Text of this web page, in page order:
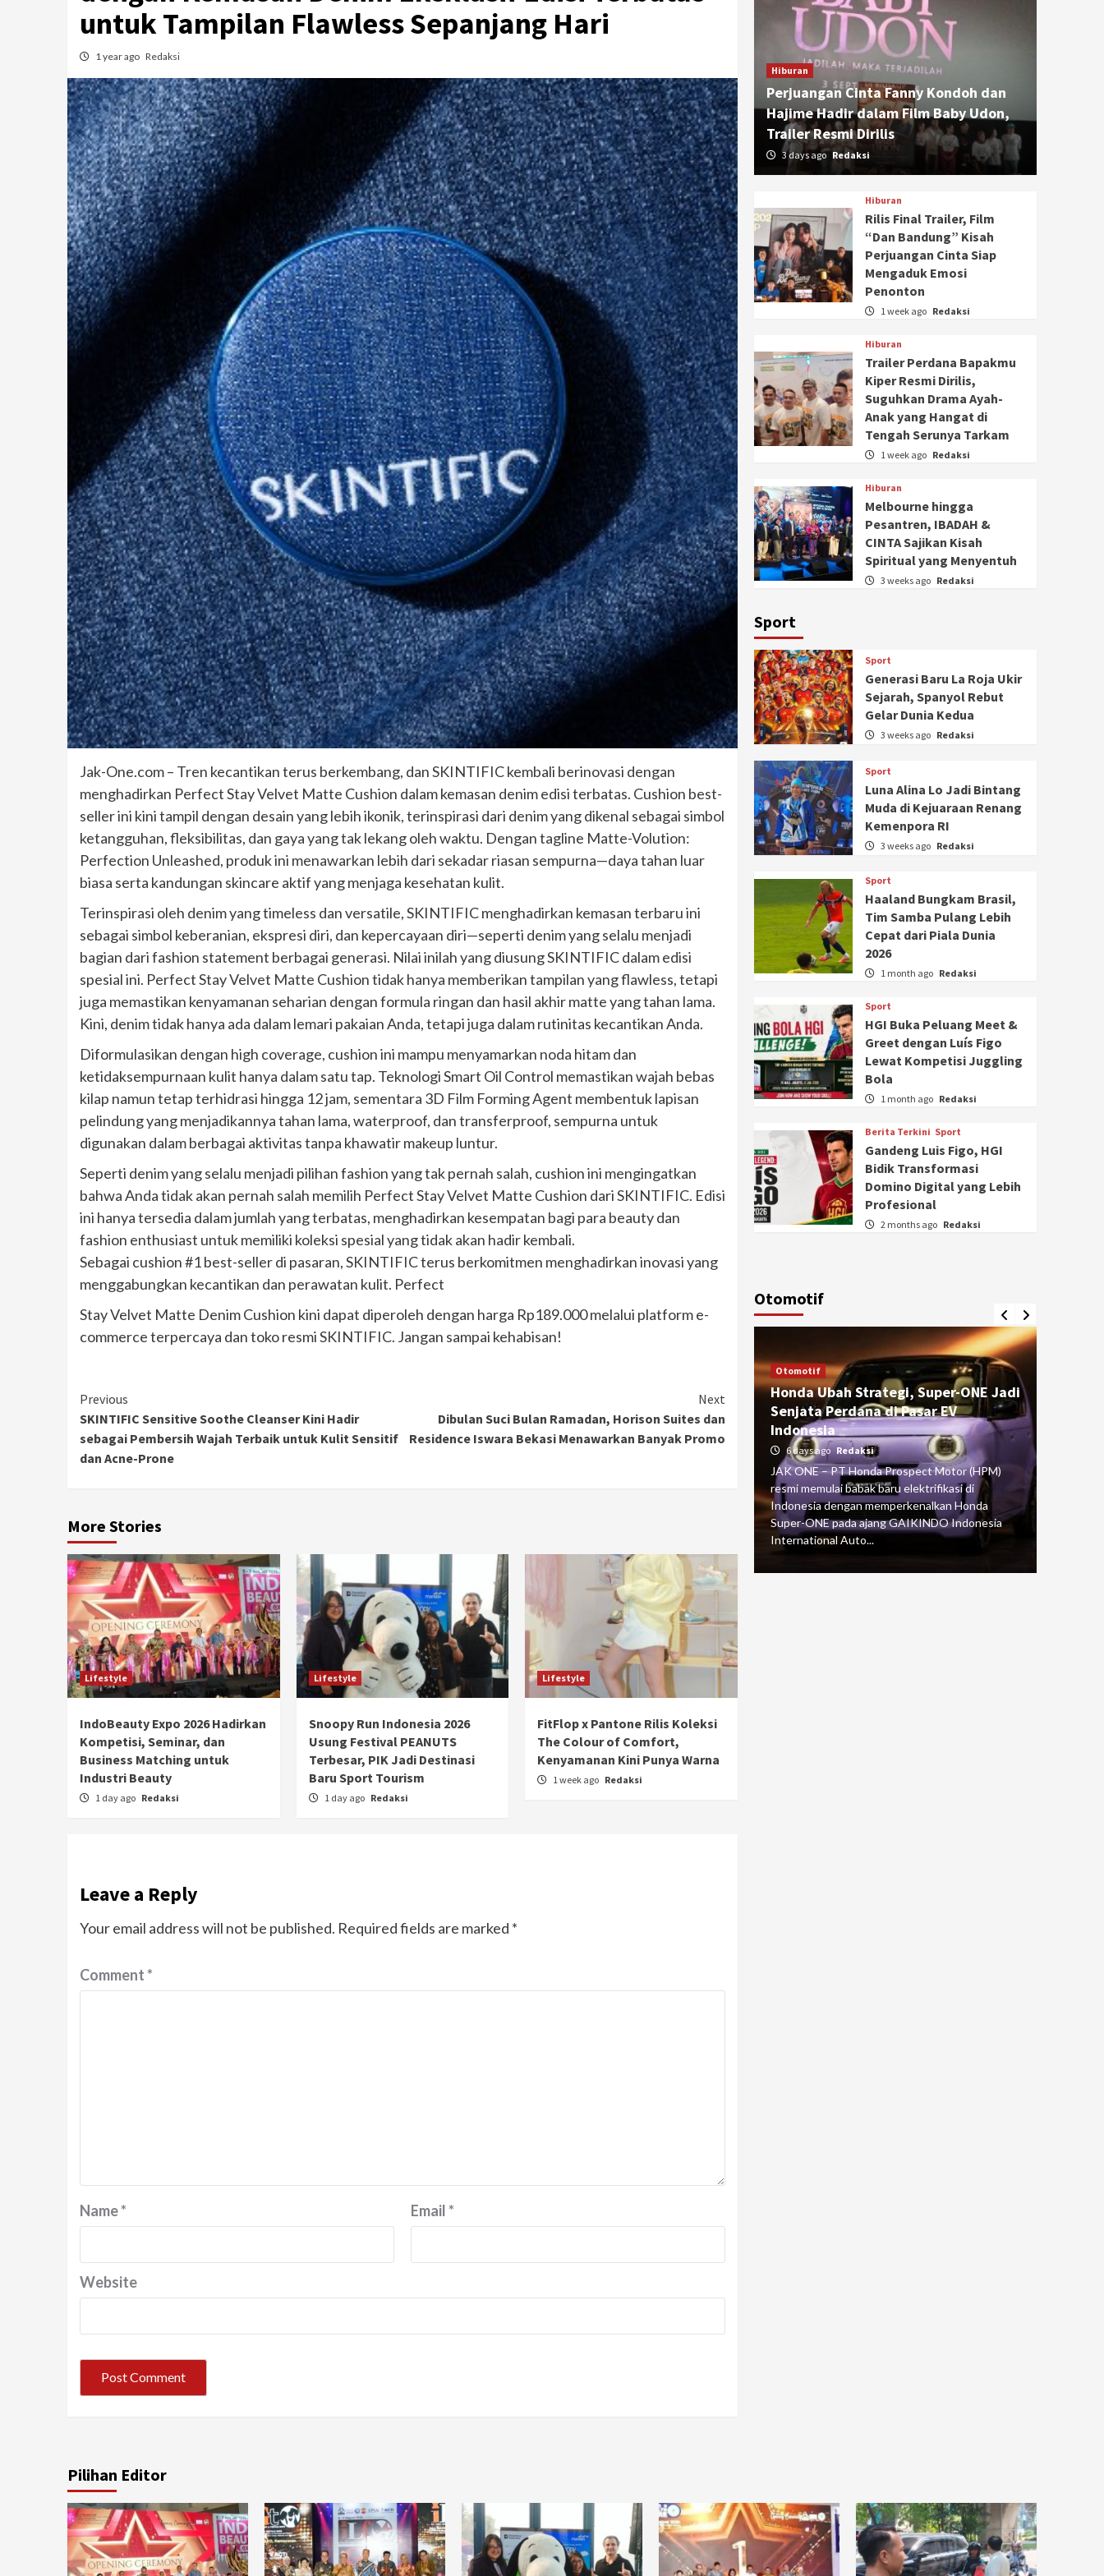
untuk Tampilan Flawless Sepanjang Hari
1 year ago Redaksi
Jak-One.com – Tren kecantikan terus berkembang, dan SKINTIFIC kembali berinovasi dengan
menghadirkan Perfect Stay Velvet Matte Cushion dalam kemasan denim edisi terbatas. Cushion best-
seller ini kini tampil dengan desain yang lebih ikonik, terinspirasi dari denim yang dikenal sebagai simbol
ketangguhan, fleksibilitas, dan gaya yang tak lekang oleh waktu. Dengan tagline Matte-Volution:
Perfection Unleashed, produk ini menawarkan lebih dari sekadar riasan sempurna—daya tahan luar
biasa serta kandungan skincare aktif yang menjaga kesehatan kulit.
Terinspirasi oleh denim yang timeless dan versatile, SKINTIFIC menghadirkan kemasan terbaru ini
sebagai simbol keberanian, ekspresi diri, dan kepercayaan diri—seperti denim yang selalu menjadi
bagian dari fashion statement berbagai generasi. Nilai inilah yang diusung SKINTIFIC dalam edisi
spesial ini. Perfect Stay Velvet Matte Cushion tidak hanya memberikan tampilan yang flawless, tetapi
juga memastikan kenyamanan seharian dengan formula ringan dan hasil akhir matte yang tahan lama.
Kini, denim tidak hanya ada dalam lemari pakaian Anda, tetapi juga dalam rutinitas kecantikan Anda.
Diformulasikan dengan high coverage, cushion ini mampu menyamarkan noda hitam dan
ketidaksempurnaan kulit hanya dalam satu tap. Teknologi Smart Oil Control memastikan wajah bebas
kilap namun tetap terhidrasi hingga 12 jam, sementara 3D Film Forming Agent membentuk lapisan
pelindung yang menjadikannya tahan lama, waterproof, dan transferproof, sempurna untuk
digunakan dalam berbagai aktivitas tanpa khawatir makeup luntur.
Seperti denim yang selalu menjadi pilihan fashion yang tak pernah salah, cushion ini mengingatkan
bahwa Anda tidak akan pernah salah memilih Perfect Stay Velvet Matte Cushion dari SKINTIFIC. Edisi
ini hanya tersedia dalam jumlah yang terbatas, menghadirkan kesempatan bagi para beauty dan
fashion enthusiast untuk memiliki koleksi spesial yang tidak akan hadir kembali.
Sebagai cushion #1 best-seller di pasaran, SKINTIFIC terus berkomitmen menghadirkan inovasi yang
menggabungkan kecantikan dan perawatan kulit. Perfect
Stay Velvet Matte Denim Cushion kini dapat diperoleh dengan harga Rp189.000 melalui platform e-
commerce terpercaya dan toko resmi SKINTIFIC. Jangan sampai kehabisan!
Continue
Reading
Previous
SKINTIFIC Sensitive Soothe Cleanser Kini Hadir
sebagai Pembersih Wajah Terbaik untuk Kulit Sensitif
dan Acne-Prone
Next
Dibulan Suci Bulan Ramadan, Horison Suites dan
Residence Iswara Bekasi Menawarkan Banyak Promo
More Stories
Lifestyle
IndoBeauty Expo 2026 Hadirkan
Kompetisi, Seminar, dan
Business Matching untuk
Industri Beauty
1 day ago Redaksi
Lifestyle
Snoopy Run Indonesia 2026
Usung Festival PEANUTS
Terbesar, PIK Jadi Destinasi
Baru Sport Tourism
1 day ago Redaksi
Lifestyle
FitFlop x Pantone Rilis Koleksi
The Colour of Comfort,
Kenyamanan Kini Punya Warna
1 week ago Redaksi
Leave a Reply
Your email address will not be published. Required fields are marked *
Comment*
Name* Email*
Website
Hiburan
Perjuangan Cinta Fanny Kondoh dan
Hajime Hadir dalam Film Baby Udon,
Trailer Resmi Dirilis
3 days ago Redaksi
Hiburan
Rilis Final Trailer, Film
“Dan Bandung” Kisah
Perjuangan Cinta Siap
Mengaduk Emosi
Penonton
1 week ago Redaksi
Hiburan
Trailer Perdana Bapakmu
Kiper Resmi Dirilis,
Suguhkan Drama Ayah-
Anak yang Hangat di
Tengah Serunya Tarkam
1 week ago Redaksi
Hiburan
Melbourne hingga
Pesantren, IBADAH &
CINTA Sajikan Kisah
Spiritual yang Menyentuh
3 weeks ago Redaksi
Sport
Sport
Generasi Baru La Roja Ukir
Sejarah, Spanyol Rebut
Gelar Dunia Kedua
3 weeks ago Redaksi
Sport
Luna Alina Lo Jadi Bintang
Muda di Kejuaraan Renang
Kemenpora RI
3 weeks ago Redaksi
Sport
Haaland Bungkam Brasil,
Tim Samba Pulang Lebih
Cepat dari Piala Dunia
2026
1 month ago Redaksi
Sport
HGI Buka Peluang Meet &
Greet dengan Luís Figo
Lewat Kompetisi Juggling
Bola
1 month ago Redaksi
Berita Terkini Sport
Gandeng Luis Figo, HGI
Bidik Transformasi
Domino Digital yang Lebih
Profesional
2 months ago Redaksi
Otomotif
Ducati Collezione 100 Debut di
Mugello, Usung 10 Desain Bersejarah
Otomotif
Honda Ubah Strategi, Super-ONE Jadi
Senjata Perdana di Pasar EV
Indonesia
6 days ago Redaksi
JAK ONE – PT Honda Prospect Motor (HPM)
resmi memulai babak baru elektrifikasi di
Indonesia dengan memperkenalkan Honda
Super-ONE pada ajang GAIKINDO Indonesia
International Auto...
Pilihan Editor